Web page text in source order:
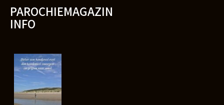
PAROCHIEMAGAZIN
INFO